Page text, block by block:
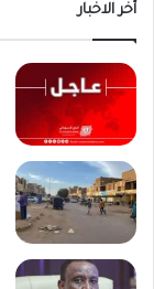
أخر الاخبار